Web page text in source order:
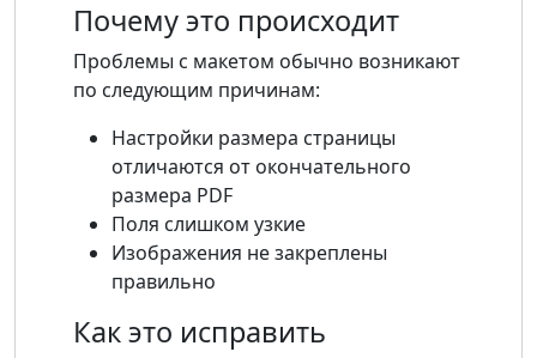
Почему это происходит
Проблемы с макетом обычно возникают
по следующим причинам:
Настройки размера страницы
отличаются от окончательного
размера PDF
Поля слишком узкие
Изображения не закреплены
правильно
Как это исправить